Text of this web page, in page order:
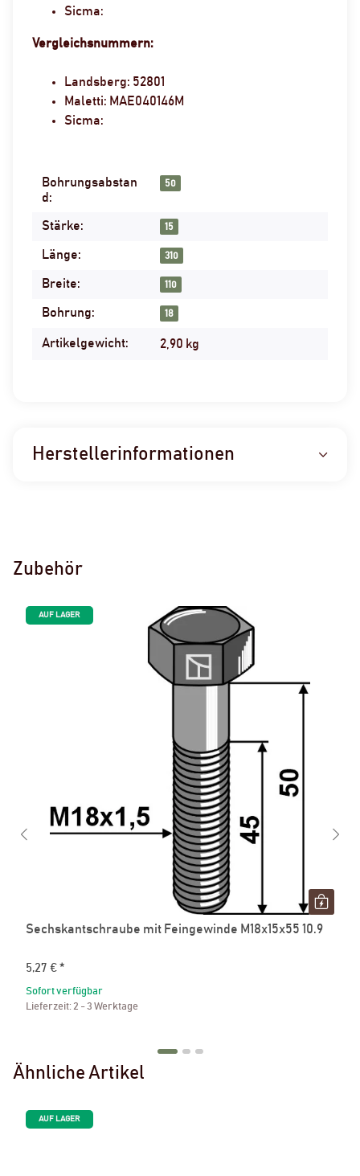
Sicma:
Vergleichsnummern:
Landsberg: 52801
Maletti: MAE040146M
Sicma:
Produkteigenschaft
Wert
Bohrungsabstan
d:
50
Stärke: 15
Länge: 310
Breite: 110
Bohrung: 18
Artikelgewicht: 2,90 kg
Herstellerinformationen
Zubehör
AUF LAGER
Sechskantschraube mit Feingewinde M18x15x55 10.9
5,27 € *
Sofort verfügbar
Lieferzeit: 2 - 3 Werktage
Ähnliche Artikel
AUF LAGER